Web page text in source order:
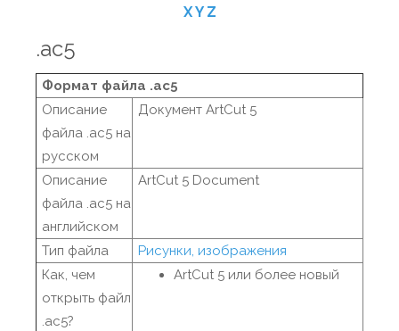
XY Z
.ac5
Формат файла .ac5
Описание
файла .ac5 на
русском
Документ ArtCut 5
Описание
файла .ac5 на
английском
ArtCut 5 Document
Тип файла
Рисунки, изображения
Как, чем
открыть файл
.ac5?
ArtCut 5 или более новый